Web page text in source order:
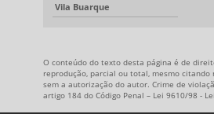
Vila Buarque
O conteúdo do texto desta página é de
reprodução, parcial ou total, mesmo citando
sem a autorização do autor. Crime de
artigo 184 do Código Penal – Lei 9610/98 -